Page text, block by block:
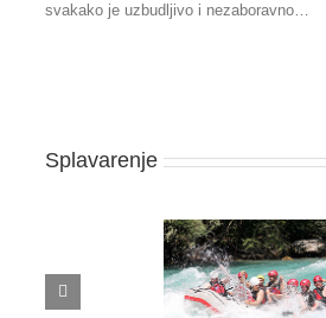
svakako je uzbudljivo i nezaboravno…
Splavarenje